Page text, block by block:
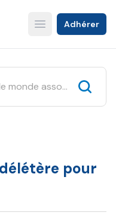
Open main menu
Adhérer
pour